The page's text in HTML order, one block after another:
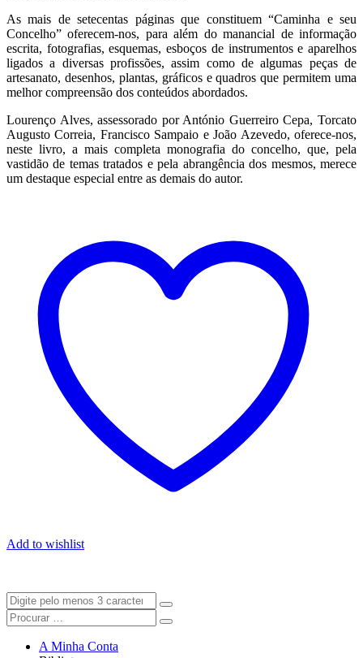
As mais de setecentas páginas que constituem “Caminha e seu
Concelho” oferecem-nos, para além do manancial de informação
escrita, fotografias, esquemas, esboços de instrumentos e aparelhos
ligados a diversas profissões, assim como de algumas peças de
artesanato, desenhos, plantas, gráficos e quadros que permitem uma
melhor compreensão dos conteúdos abordados.
Lourenço Alves, assessorado por António Guerreiro Cepa, Torcato
Augusto Correia, Francisco Sampaio e João Azevedo, oferece-nos,
neste livro, a mais completa monografia do concelho, que, pela
vastidão de temas tratados e pela abrangência dos mesmos, merece
um destaque especial entre as demais do autor.
Add to wishlist
A Minha Conta